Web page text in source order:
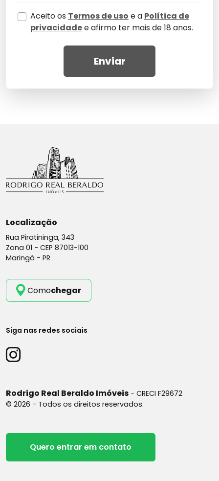
Aceito os Termos de uso e a Política de
privacidadee afirmo ter mais de 18 anos.
Enviar
Localização
Rua Piratininga, 343
Zona 01 - CEP 87013-100
Maringá - PR
Comochegar
Siga nas redes sociais
Rodrigo Real Beraldo Imóveis - CRECI F29672
© 2026 - Todos os direitos reservados.
Quero entrar em contato